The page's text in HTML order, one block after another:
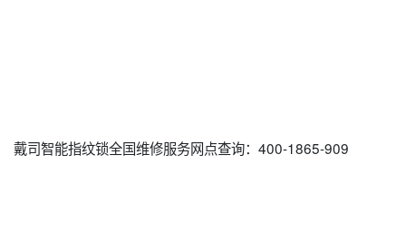
戴司智能指纹锁全国维修服务网点查询：400-1865-909